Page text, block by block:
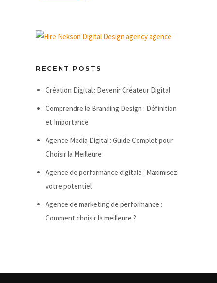
RECENT POSTS
Création Digital : Devenir Créateur Digital
Comprendre le Branding Design : Définition
et Importance
Agence Media Digital : Guide Complet pour
Choisir la Meilleure
Agence de performance digitale : Maximisez
votre potentiel
Agence de marketing de performance :
Comment choisir la meilleure ?